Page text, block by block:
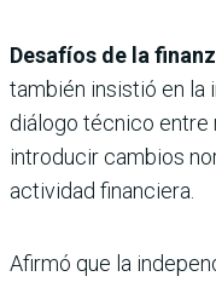
Desafíos de la
también insistió en la
diálogo técnico entre
introducir cambios
actividad financiera.
Afirmó que la